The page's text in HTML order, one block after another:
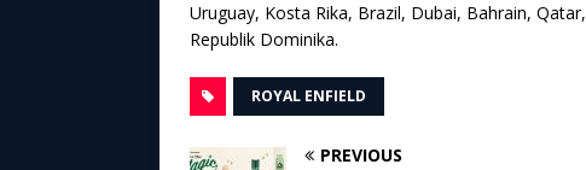
Uruguay, Kosta Rika, Brazil, Dubai, Bahrain,
Republik Dominika.
ROYAL ENFIELD
PREVIOUS